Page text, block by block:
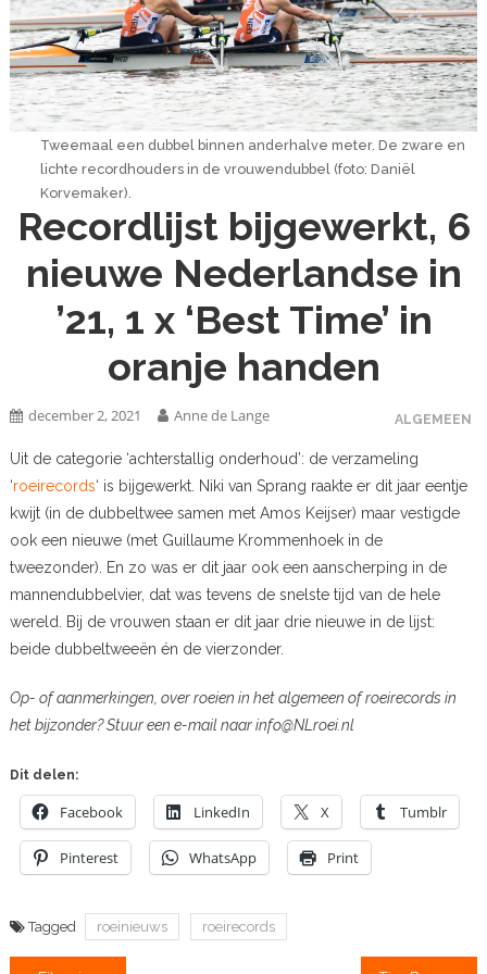
Tweemaal een dubbel binnen anderhalve meter. De zware en
lichte recordhouders in de vrouwendubbel (foto: Daniël
Korvemaker).
Recordlijst bijgewerkt, 6
nieuwe Nederlandse in
’21, 1 x ‘Best Time’ in
oranje handen
ALGEMEEN
december 2, 2021 Anne de Lange
Uit de categorie ‘achterstallig onderhoud’: de verzameling
‘roeirecords‘ is bijgewerkt. Niki van Sprang raakte er dit jaar eentje
kwijt (in de dubbeltwee samen met Amos Keijser) maar vestigde
ook een nieuwe (met Guillaume Krommenhoek in de
tweezonder). En zo was er dit jaar ook een aanscherping in de
mannendubbelvier, dat was tevens de snelste tijd van de hele
wereld. Bij de vrouwen staan er dit jaar drie nieuwe in de lijst:
beide dubbeltweeën én de vierzonder.
Op- of aanmerkingen, over roeien in het algemeen of roeirecords in
het bijzonder? Stuur een e-mail naar info@NLroei.nl
Dit delen:
Facebook LinkedIn X Tumblr
Pinterest WhatsApp Print
Tagged roeinieuws roeirecords